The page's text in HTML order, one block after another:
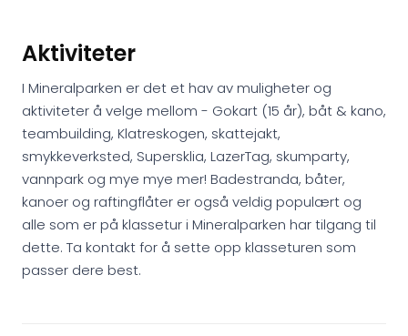
Aktiviteter
I Mineralparken er det et hav av muligheter og
aktiviteter å velge mellom - Gokart (15 år), båt & kano,
teambuilding, Klatreskogen, skattejakt,
smykkeverksted, Supersklia, LazerTag, skumparty,
vannpark og mye mye mer! Badestranda, båter,
kanoer og raftingflåter er også veldig populært og
alle som er på klassetur i Mineralparken har tilgang til
dette. Ta kontakt for å sette opp klasseturen som
passer dere best.